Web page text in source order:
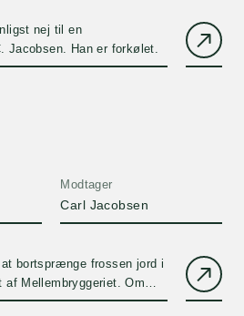
nej til en
Jacobsen. Han er forkølet.
Modtager
Carl Jacobsen
bortsprænge frossen jord i
af Mellembryggeriet. Om
det kolde vejr i Danmark.